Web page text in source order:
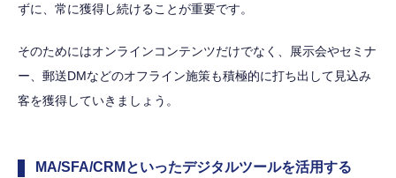
ずに、常に獲得し続けることが重要です。
そのためにはオンラインコンテンツだけでなく、展示会やセミナ
ー、郵送DMなどのオフライン施策も積極的に打ち出して見込み
客を獲得していきましょう。
MA/SFA/CRMといったデジタルツールを活用する